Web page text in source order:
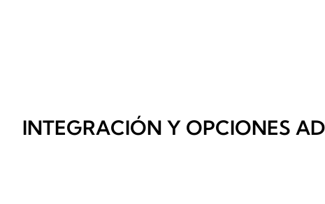
INTEGRACIÓN Y OPCIONES